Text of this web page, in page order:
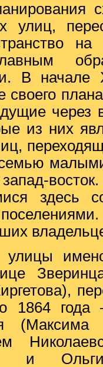
улиц,
на
В начале
своего
через
из них
семью
здесь
улицы
1864 года
(Максима
и